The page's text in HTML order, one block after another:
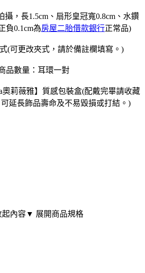
攝，長1.5cm、扇形皇冠寬0.8cm、水鑽
負0.1cm為房屋二胎借款銀行正常品)
(可更改夾式，請於備註欄填寫。)
品數量：耳環一對
莉薇雅】質感包裝盒(配戴完畢請收藏
延長飾品壽命及不易毀損或打結。)
內容▼ 展開商品規格